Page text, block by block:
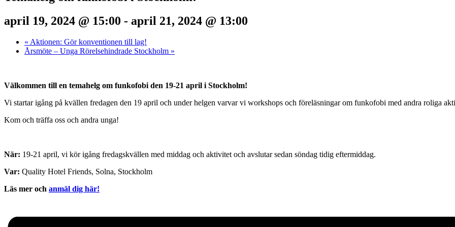
april 19, 2024 @ 15:00 - april 21, 2024 @ 13:00
« Aktionen: Gör konventionen till lag!
Årsmöte – Unga Rörelsehindrade Stockholm »
Välkommen till en temahelg om funkofobi den 19-21 april i Stockholm!
Vi startar igång på kvällen fredagen den 19 april och under helgen varvar vi workshops och föreläsningar om funkofobi med andra roliga
Kom och träffa oss och andra unga!
När: 19-21 april, vi kör igång fredagskvällen med middag och aktivitet och avslutar sedan söndag tidig eftermiddag.
Var: Quality Hotel Friends, Solna, Stockholm
Läs mer och anmäl dig här!